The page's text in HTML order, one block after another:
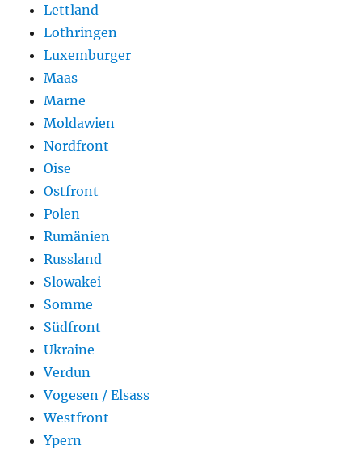
Lettland
Lothringen
Luxemburger
Maas
Marne
Moldawien
Nordfront
Oise
Ostfront
Polen
Rumänien
Russland
Slowakei
Somme
Südfront
Ukraine
Verdun
Vogesen / Elsass
Westfront
Ypern